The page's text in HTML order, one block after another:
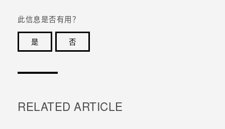
此信息是否有用？
是
否
RELATED ARTICLE